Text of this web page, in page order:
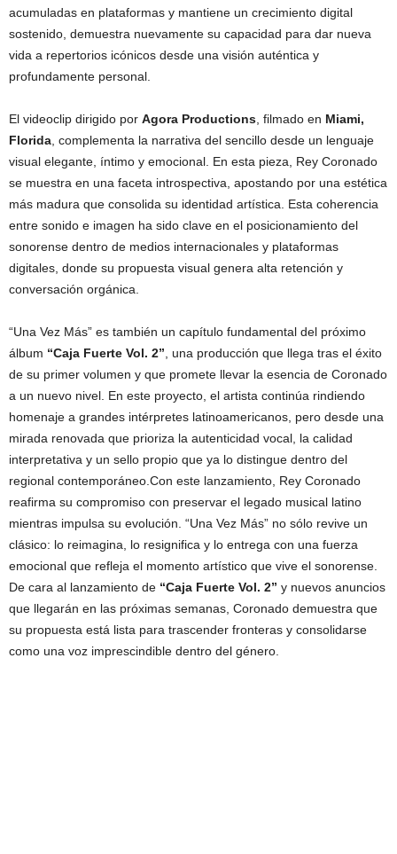
acumuladas en plataformas y mantiene un crecimiento digital
sostenido, demuestra nuevamente su capacidad para dar nueva
vida a repertorios icónicos desde una visión auténtica y
profundamente personal.
El videoclip dirigido por Agora Productions , filmado en Miami,
Florida , complementa la narrativa del sencillo desde un lenguaje
visual elegante, íntimo y emocional. En esta pieza, Rey Coronado
se muestra en una faceta introspectiva, apostando por una estética
más madura que consolida su identidad artística. Esta coherencia
entre sonido e imagen ha sido clave en el posicionamiento del
sonorense dentro de medios internacionales y plataformas
digitales, donde su propuesta visual genera alta retención y
conversación orgánica.
“Una Vez Más” es también un capítulo fundamental del próximo
álbum “Caja Fuerte Vol. 2” , una producción que llega tras el éxito
de su primer volumen y que promete llevar la esencia de Coronado
a un nuevo nivel. En este proyecto, el artista continúa rindiendo
homenaje a grandes intérpretes latinoamericanos, pero desde una
mirada renovada que prioriza la autenticidad vocal, la calidad
interpretativa y un sello propio que ya lo distingue dentro del
regional contemporáneo.Con este lanzamiento, Rey Coronado
reafirma su compromiso con preservar el legado musical latino
mientras impulsa su evolución. “Una Vez Más” no sólo revive un
clásico: lo reimagina, lo resignifica y lo entrega con una fuerza
emocional que refleja el momento artístico que vive el sonorense.
De cara al lanzamiento de “Caja Fuerte Vol. 2” y nuevos anuncios
que llegarán en las próximas semanas, Coronado demuestra que
su propuesta está lista para trascender fronteras y consolidarse
como una voz imprescindible dentro del género.